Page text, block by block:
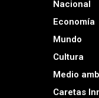
Nacional
Economía
Mundo
Cultura
Medio
Caretas